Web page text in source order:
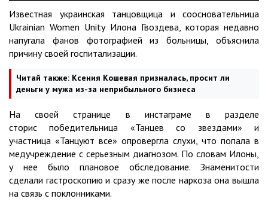
Известная украинская танцовщица и соосновательница
Ukrainian Women Unity Илона Гвоздева, которая недавно
напугала фанов фотографией из больницы, объяснила
причину своей госпитализации.
Читай также: Ксения Кошевая призналась, просит ли
деньги у мужа из-за неприбыльного бизнеса
На своей странице в инстаграме в разделе
сторис победительница «Танцев со звездами» и
участница «Танцуют все» опровергла слухи, что попала в
медучреждение с серьезным диагнозом. По словам Илоны,
у нее было плановое обследование. Знаменитости
сделали гастроскопию и сразу же после наркоза она вышла
на связь с поклонниками.